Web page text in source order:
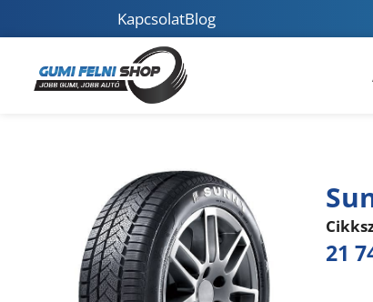
KapcsolatBlog
21